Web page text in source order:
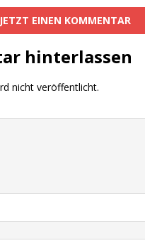
EINEN KOMMENTAR
hinterlassen
nicht veröffentlicht.